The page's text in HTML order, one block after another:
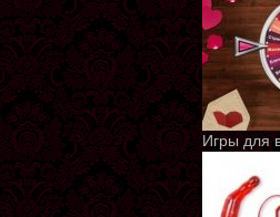
Игры для